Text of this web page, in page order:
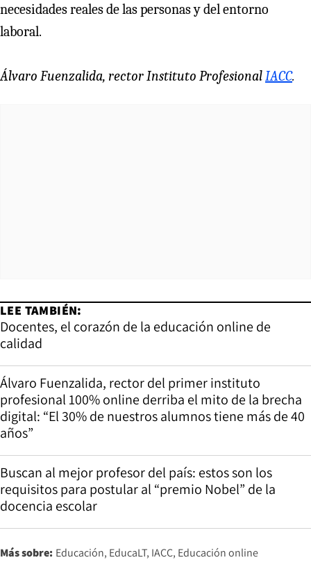
necesidades reales de las personas y del entorno
laboral.
Álvaro Fuenzalida, rector Instituto ProfesionalIACC.
LEE TAMBIÉN:
Docentes, el corazón de la educación online de
calidad
Álvaro Fuenzalida, rector del primer instituto
profesional 100% online derriba el mito de la brecha
digital: “El 30% de nuestros alumnos tiene más de 40
años”
Buscan al mejor profesor del país: estos son los
requisitos para postular al “premio Nobel” de la
docencia escolar
Más sobre: Educación EducaLT IACC Educación online